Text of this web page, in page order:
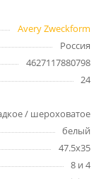
Avery Zweckform
Россия
4627117880798
24
/ шероховатое
белый
47.5x35
8 и 4